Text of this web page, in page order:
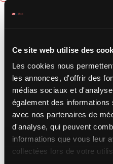
Ce site web utilise des
Les cookies nous
les annonces, d'offrir des
médias sociaux et
également des
avec nos partenaires de
d'analyse, qui peuvent
informations que vous leur
collectées lors de votre